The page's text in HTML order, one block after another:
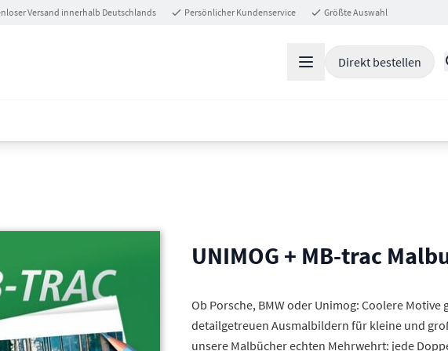
Versand innerhalb Deutschlands Persönlicher Kundenservice Größte Auswahl
Direkt bestellen
UNIMOG + MB-trac
Ob Porsche, BMW oder Unimog: Coolere Motive
detailgetreuen Ausmalbildern für kleine und
unsere Malbücher echten Mehrwehrt: jede